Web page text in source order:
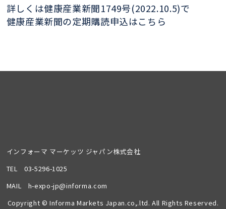
詳しくは健康産業新聞1749号(2022.10.5)で
健康産業新聞の定期購読申込はこちら
インフォーマ マーケッツ ジャパン株式会社
TEL03-5296-1025
MAIL h-expo-jp@informa.com
Copyright © Informa Markets Japan.co,.ltd. All Rights Reserved.